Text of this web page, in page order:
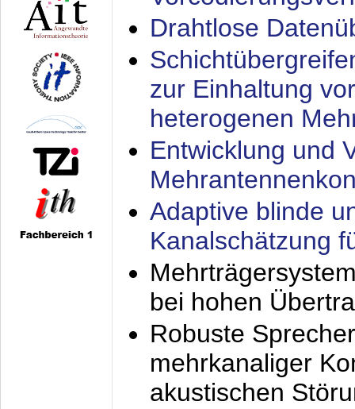
Drahtlose
zur Einhaltung
heterogenen
Entwicklung und
Adaptive blinde
Kanalschätzung
bei hohen
Robuste
mehrkanaliger
akustischen